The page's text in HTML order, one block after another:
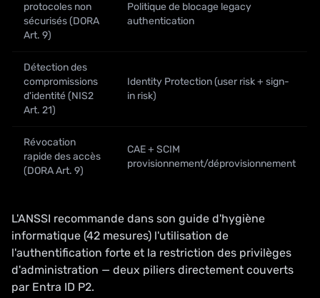
protocoles non
sécurisés (DORA
Art. 9)
Politique de blocage legacy
authentication
Détection des
compromissions
d'identité (NIS2
Art. 21)
Identity Protection (user risk + sign-
in risk)
Révocation
rapide des accès
(DORA Art. 9)
CAE + SCIM
provisionnement/déprovisionnement
L'ANSSI recommande dans son guide d'hygiène
informatique (42 mesures) l'utilisation de
l'authentification forte et la restriction des privilèges
d'administration — deux piliers directement couverts
par Entra ID P2.